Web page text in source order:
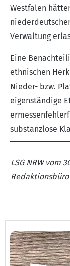
Westfalen
Verwaltung
Eine
ethnischen
Nieder- bzw.
eigenständige
substanzlose
LSG NRW vom
Redaktionsbüro